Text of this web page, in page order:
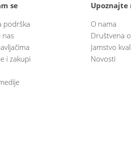
se
podrška
nas
i zakupi
Upoznajte
O nama
Društvena
Jamstvo
Novosti